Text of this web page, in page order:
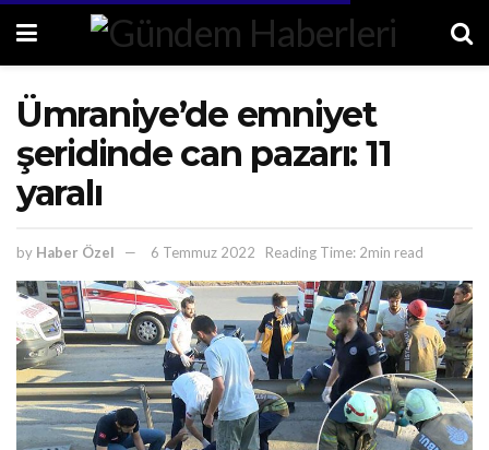
Ümraniye’de emniyet
şeridinde can pazarı: 11
yaralı
by Haber Özel 6 Temmuz 2022 Reading Time: 2min read